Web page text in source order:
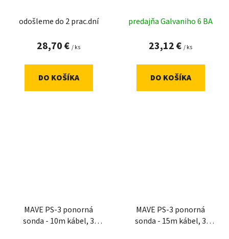
odošleme do 2 prac.dní
28,70 € / ks
DO KOŠÍKA
predajňa Galvaniho 6 BA
23,12 € / ks
DO KOŠÍKA
MAVE PS-3 ponorná
sonda - 10m kábel, 3
MAVE PS-3 ponorná
sonda - 15m kábel, 3